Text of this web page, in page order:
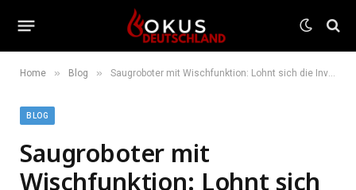
Home » Blog » Saugroboter mit Wischfunktion: Lohnt sich die Investition für moderne Haushalte?
BLOG
Saugroboter mit
Wischfunktion: Lohnt sich